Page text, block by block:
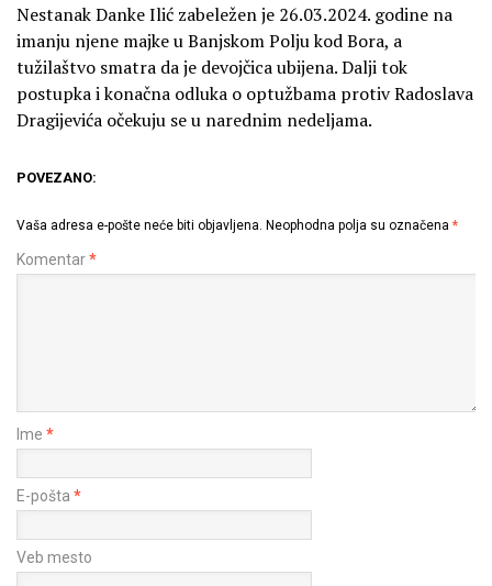
Nestanak Danke Ilić zabeležen je 26.03.2024. godine na
imanju njene majke u Banjskom Polju kod Bora, a
tužilaštvo smatra da je devojčica ubijena. Dalji tok
postupka i konačna odluka o optužbama protiv Radoslava
Dragijevića očekuju se u narednim nedeljama.
POVEZANO:
Vaša adresa e-pošte neće biti objavljena. Neophodna polja su označena *
Komentar*
Ime *
E-pošta *
Veb mesto